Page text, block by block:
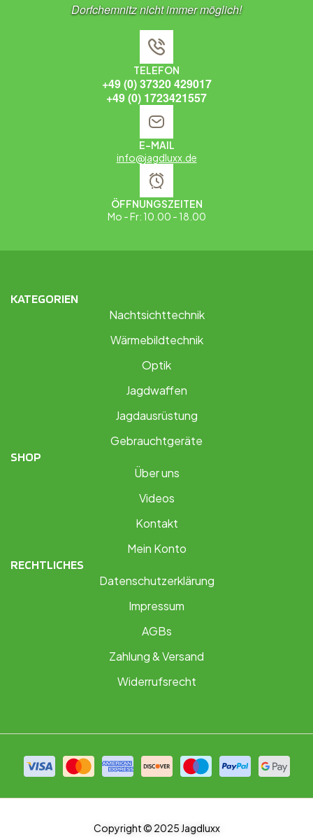
Dorfchemnitz nicht immer möglich!
TELEFON
+49 (0) 37320 429017
+49 (0) 1723421557
E-MAIL
info@jagdluxx.de
ÖFFNUNGSZEITEN
Mo - Fr: 10.00 - 18.00
KATEGORIEN
Nachtsichttechnik
Wärmebildtechnik
Optik
Jagdwaffen
Jagdausrüstung
Gebrauchtgeräte
SHOP
Über uns
Videos
Kontakt
Mein Konto
RECHTLICHES
Datenschutzerklärung
Impressum
AGBs
Zahlung & Versand
Widerrufsrecht
Copyright © 2025 Jagdluxx